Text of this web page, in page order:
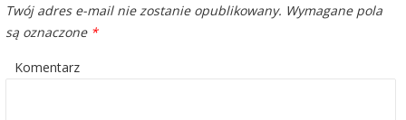
Twój adres e-mail nie zostanie opublikowany. Wymagane pola
są oznaczone *
Komentarz